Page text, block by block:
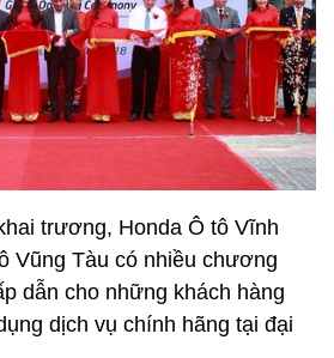
trương, Honda Ô tô Vĩnh
Vũng Tàu có nhiều chương
dẫn cho những khách hàng
dịch vụ chính hãng tại đại